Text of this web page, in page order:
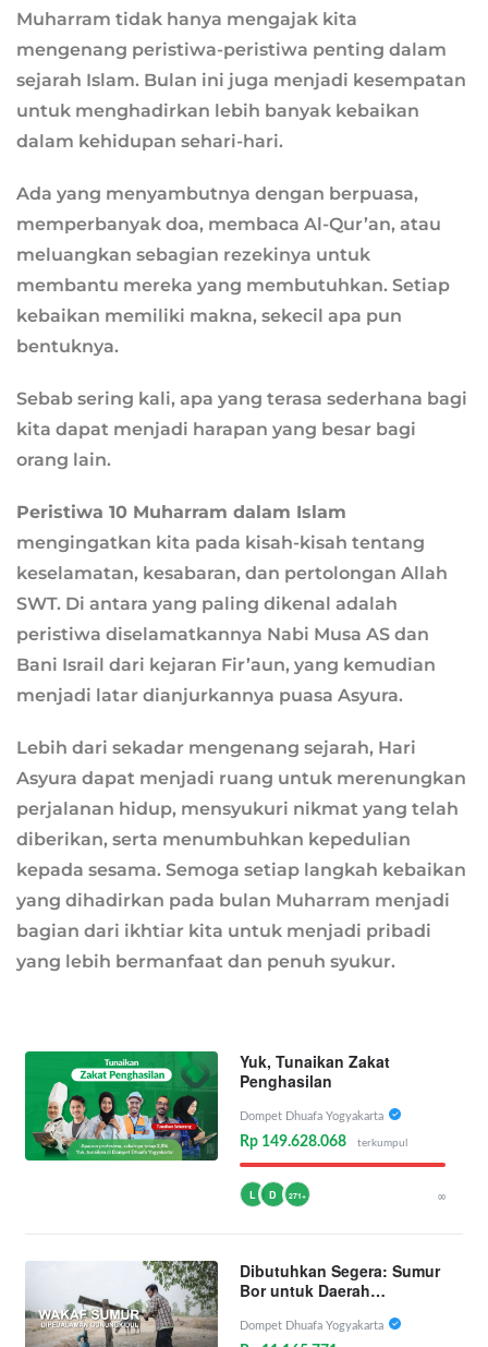
Muharram tidak hanya mengajak kita
mengenang peristiwa-peristiwa penting dalam
sejarah Islam. Bulan ini juga menjadi kesempatan
untuk menghadirkan lebih banyak kebaikan
dalam kehidupan sehari-hari.
Ada yang menyambutnya dengan berpuasa,
memperbanyak doa, membaca Al-Qur’an, atau
meluangkan sebagian rezekinya untuk
membantu mereka yang membutuhkan. Setiap
kebaikan memiliki makna, sekecil apa pun
bentuknya.
Sebab sering kali, apa yang terasa sederhana bagi
kita dapat menjadi harapan yang besar bagi
orang lain.
Peristiwa 10 Muharram dalam Islam
mengingatkan kita pada kisah-kisah tentang
keselamatan, kesabaran, dan pertolongan Allah
SWT. Di antara yang paling dikenal adalah
peristiwa diselamatkannya Nabi Musa AS dan
Bani Israil dari kejaran Fir’aun, yang kemudian
menjadi latar dianjurkannya puasa Asyura.
Lebih dari sekadar mengenang sejarah, Hari
Asyura dapat menjadi ruang untuk merenungkan
perjalanan hidup, mensyukuri nikmat yang telah
diberikan, serta menumbuhkan kepedulian
kepada sesama. Semoga setiap langkah kebaikan
yang dihadirkan pada bulan Muharram menjadi
bagian dari ikhtiar kita untuk menjadi pribadi
yang lebih bermanfaat dan penuh syukur.
Yuk, Tunaikan Zakat
Penghasilan
Dompet Dhuafa Yogyakarta
Rp 149.628.068 terkumpul
L D 271+ ∞
Dibutuhkan Segera: Sumur
Bor untuk Daerah
Dompet Dhuafa Yogyakarta